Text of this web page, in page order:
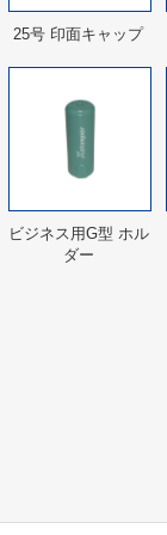
25号 印面キャップ
ビジネス用G型 ホル
ダー